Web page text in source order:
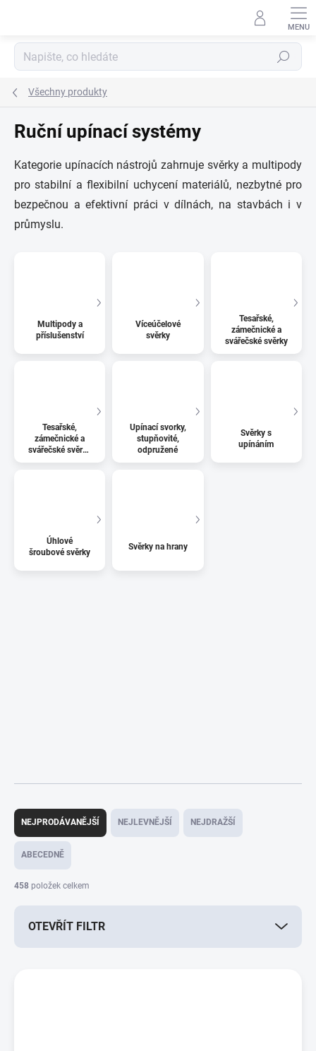
Hledat
Všechny produkty
Ruční upínací systémy
Kategorie upínacích nástrojů zahrnuje svěrky a multipody
pro stabilní a flexibilní uchycení materiálů, nezbytné pro
bezpečnou a efektivní práci v dílnách, na stavbách i v
průmyslu.
Multipody a
příslušenství
Víceúčelové
svěrky
Tesařské,
zámečnické a
svářečské svěrky
Tesařské,
zámečnické a
svářečské svěrky
typ G
Upínací svorky,
stupňovité,
odpružené
Svěrky s
upínáním
Úhlové
šroubové svěrky
Svěrky na hrany
Ř
z
í
NEJPRODÁVANĚJŠÍ NEJLEVNĚJŠÍ NEJDRAŽŠÍ
ABECEDNĚ
458 položek celkem
OTEVŘÍT FILTR